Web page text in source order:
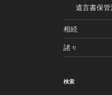
遺言書保管
相続
諸々
検索